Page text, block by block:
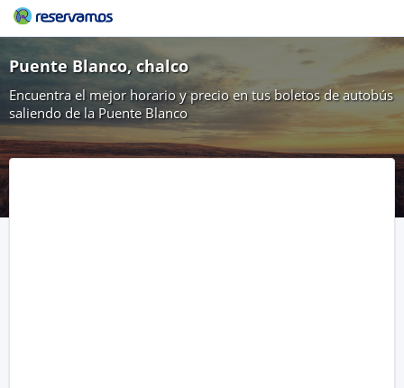
Puente Blanco, chalco
Encuentra el mejor horario y precio en tus boletos de autobús
saliendo de la Puente Blanco